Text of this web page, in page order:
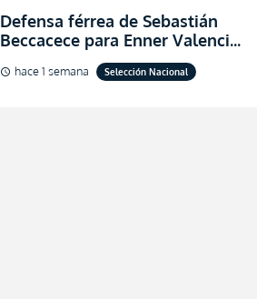
Defensa férrea de Sebastián
Beccacece para Enner Valencia
al indicar que era el hombre
indicado para Ecuador
schedule hace 1 semana Selección Nacional